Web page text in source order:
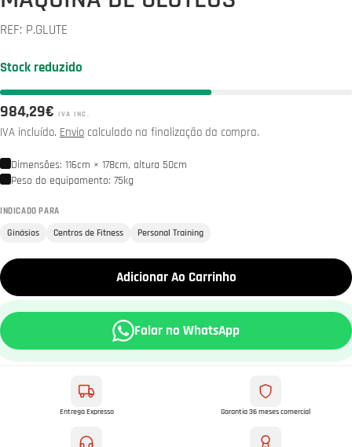
REF: P.GLUTE
Stock reduzido
Preço
normal
984,29€ IVA INC.
IVA incluído. Envio calculado na finalização da compra.
Dimensões: 116cm × 178cm, altura 50cm
Peso do equipamento: 75kg
INDICADO PARA
Ginásios Centros de Fitness Personal Training
Adicionar Ao Carrinho
Falar no WhatsApp
Entrega Expresso Garantia 36 meses comercial